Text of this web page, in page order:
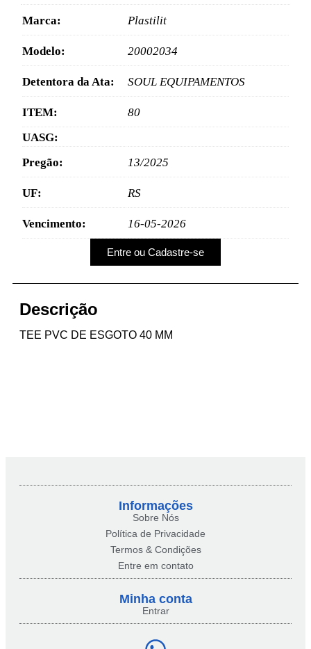
Marca: Plastilit
Modelo: 20002034
Detentora da Ata: SOUL EQUIPAMENTOS
ITEM:
80
UASG:
Pregão:
13/2025
UF: RS
Vencimento: 16-05-2026
Entre ou Cadastre-se
Descrição
TEE PVC DE ESGOTO 40 MM
Informações
Sobre Nós
Política de Privacidade
Termos & Condições
Entre em contato
Minha conta​
Entrar